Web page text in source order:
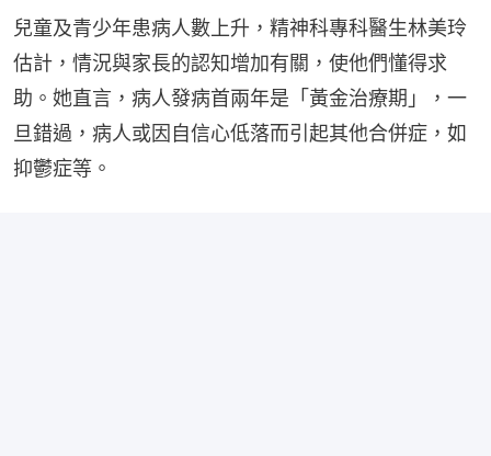
兒童及青少年患病人數上升，精神科專科醫生林美玲
估計，情況與家長的認知增加有關，使他們懂得求
助。她直言，病人發病首兩年是「黃金治療期」，一
旦錯過，病人或因自信心低落而引起其他合併症，如
抑鬱症等。